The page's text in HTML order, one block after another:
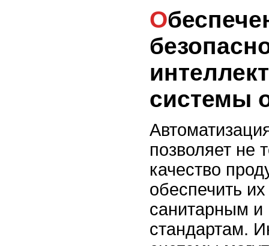
Обеспечение пищевой
системы
позволяет не
качество
обеспечить
санитарным и
стандартам.